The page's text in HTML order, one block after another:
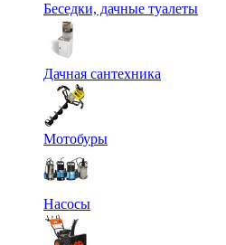
Беседки, дачные туалеты
Дачная сантехника
Мотобуры
Насосы